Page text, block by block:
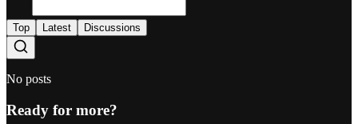
Top Latest Discussions
No posts
Ready for more?